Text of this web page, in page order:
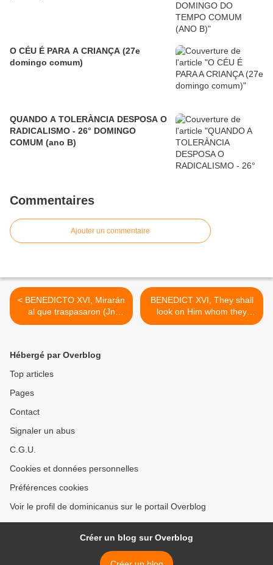
O CÉU É PARA A CRIANÇA (27e
domingo comum)
QUANDO A TOLERÀNCIA DESPOSA O
RADICALISMO - 26° DOMINGO
COMUM (ano B)
Commentaires
Ajouter un commentaire
< BENEDICTO XVI, Mirarán
al que traspasaron (Jn
19,37)
BENEDICT XVI, They shall
look on Him whom they
have pierced (Jn 19:37) >
Hébergé par Overblog
Top articles
Pages
Contact
Signaler un abus
C.G.U.
Cookies et données personnelles
Préférences cookies
Voir le profil de dominicanus sur le portail Overblog
Créer un blog sur Overblog